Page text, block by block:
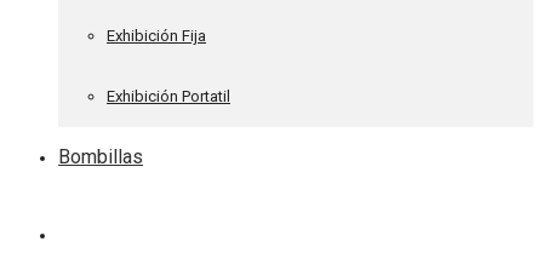
Exhibición Fija
Exhibición Portatil
Bombillas